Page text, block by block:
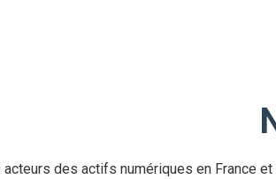
acteurs des actifs numériques en France et